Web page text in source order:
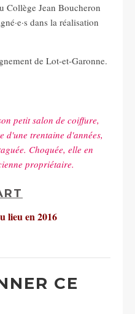
Collège Jean Boucheron
dans la réalisation
de Lot-et-Garonne.
petit salon de coiffure,
d'une trentaine d'années,
Choquée, elle en
propriétaire.
lieu en 2016
CE